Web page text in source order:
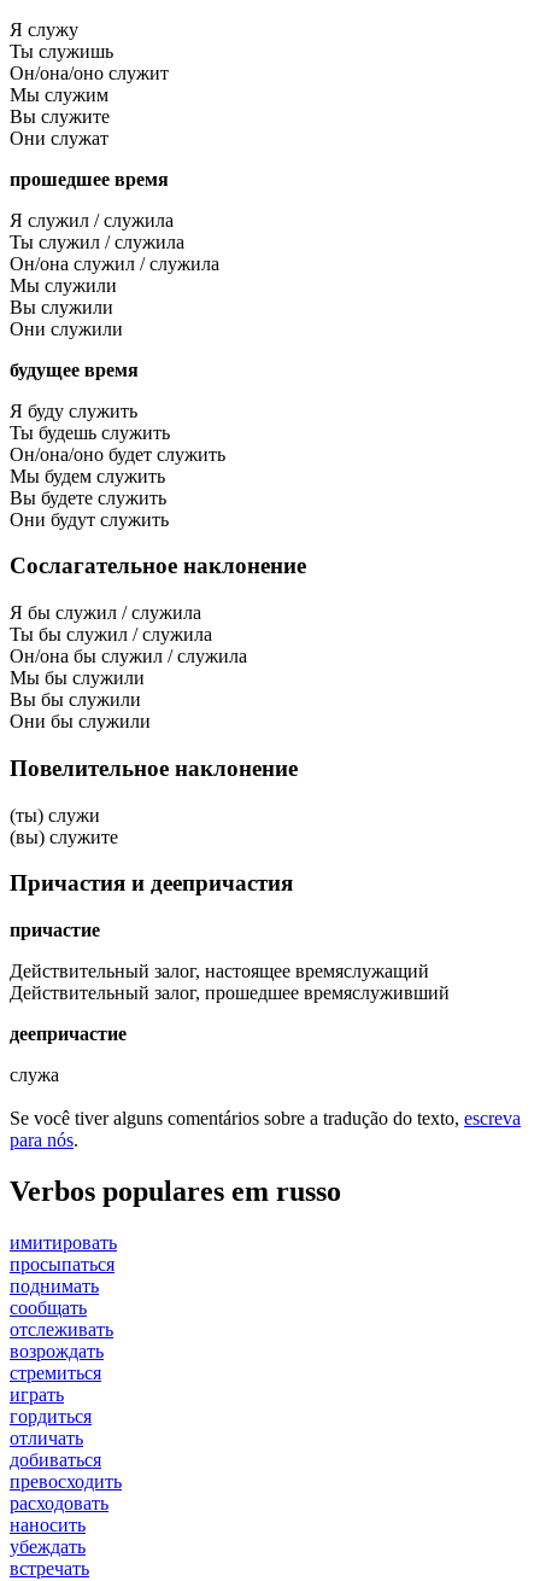
Я служу
Ты служишь
Он/она/оно служит
Мы служим
Вы служите
Они служат
прошедшее время
Я служил / служила
Ты служил / служила
Он/она служил / служила
Мы служили
Вы служили
Они служили
будущее время
Я буду служить
Ты будешь служить
Он/она/оно будет служить
Мы будем служить
Вы будете служить
Они будут служить
Сослагательное наклонение
Я бы служил / служила
Ты бы служил / служила
Он/она бы служил / служила
Мы бы служили
Вы бы служили
Они бы служили
Повелительное наклонение
(ты) служи
(вы) служите
Причастия и деепричастия
причастие
Действительный залог, настоящее времяслужащий
Действительный залог, прошедшее времяслуживший
деепричастие
служа
Se você tiver alguns comentários sobre a tradução do texto, escreva
para nós.
Verbos populares em russo
имитировать
просыпаться
поднимать
сообщать
отслеживать
возрождать
стремиться
играть
гордиться
отличать
добиваться
превосходить
расходовать
наносить
убеждать
встречать